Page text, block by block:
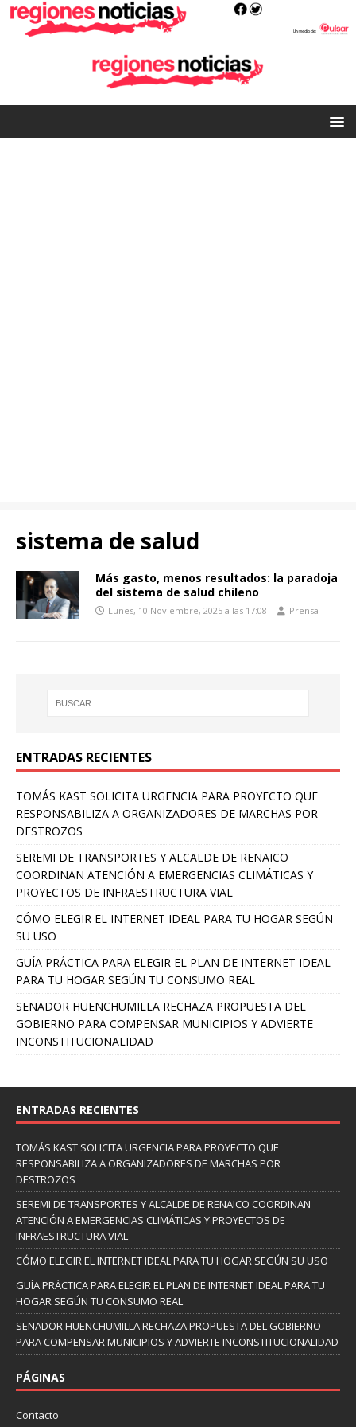
sistema de salud
Más gasto, menos resultados: la paradoja
del sistema de salud chileno
Lunes, 10 Noviembre, 2025 a las 17:08 Prensa
ENTRADAS RECIENTES
TOMÁS KAST SOLICITA URGENCIA PARA PROYECTO QUE
RESPONSABILIZA A ORGANIZADORES DE MARCHAS POR
DESTROZOS
SEREMI DE TRANSPORTES Y ALCALDE DE RENAICO
COORDINAN ATENCIÓN A EMERGENCIAS CLIMÁTICAS Y
PROYECTOS DE INFRAESTRUCTURA VIAL
CÓMO ELEGIR EL INTERNET IDEAL PARA TU HOGAR SEGÚN
SU USO
GUÍA PRÁCTICA PARA ELEGIR EL PLAN DE INTERNET IDEAL
PARA TU HOGAR SEGÚN TU CONSUMO REAL
SENADOR HUENCHUMILLA RECHAZA PROPUESTA DEL
GOBIERNO PARA COMPENSAR MUNICIPIOS Y ADVIERTE
INCONSTITUCIONALIDAD
ENTRADAS RECIENTES
TOMÁS KAST SOLICITA URGENCIA PARA PROYECTO QUE
RESPONSABILIZA A ORGANIZADORES DE MARCHAS POR
DESTROZOS
SEREMI DE TRANSPORTES Y ALCALDE DE RENAICO COORDINAN
ATENCIÓN A EMERGENCIAS CLIMÁTICAS Y PROYECTOS DE
INFRAESTRUCTURA VIAL
CÓMO ELEGIR EL INTERNET IDEAL PARA TU HOGAR SEGÚN SU USO
GUÍA PRÁCTICA PARA ELEGIR EL PLAN DE INTERNET IDEAL PARA TU
HOGAR SEGÚN TU CONSUMO REAL
SENADOR HUENCHUMILLA RECHAZA PROPUESTA DEL GOBIERNO
PARA COMPENSAR MUNICIPIOS Y ADVIERTE INCONSTITUCIONALIDAD
PÁGINAS
Contacto